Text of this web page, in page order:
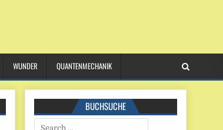
WUNDER QUANTENMECHANIK
BUCHSUCHE
Search